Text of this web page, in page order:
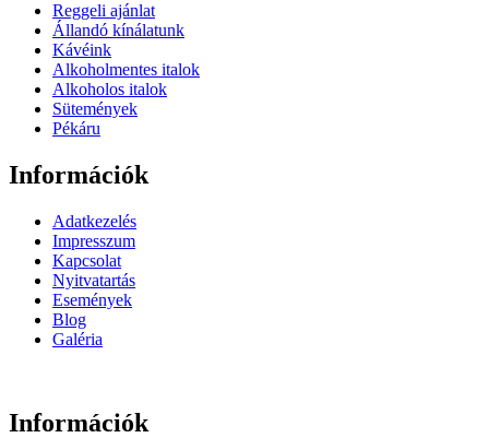
Reggeli ajánlat
Állandó kínálatunk
Kávéink
Alkoholmentes italok
Alkoholos italok
Sütemények
Pékáru
Információk
Adatkezelés
Impresszum
Kapcsolat
Nyitvatartás
Események
Blog
Galéria
Információk